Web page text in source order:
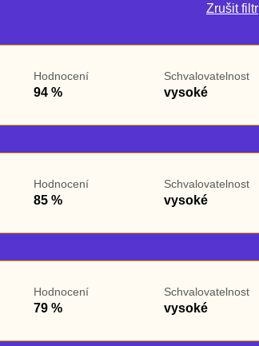
Zrušit filtr
Hodnocení
94 %
Schvalovatelnost
vysoké
Hodnocení
85 %
Schvalovatelnost
vysoké
Hodnocení
79 %
Schvalovatelnost
vysoké